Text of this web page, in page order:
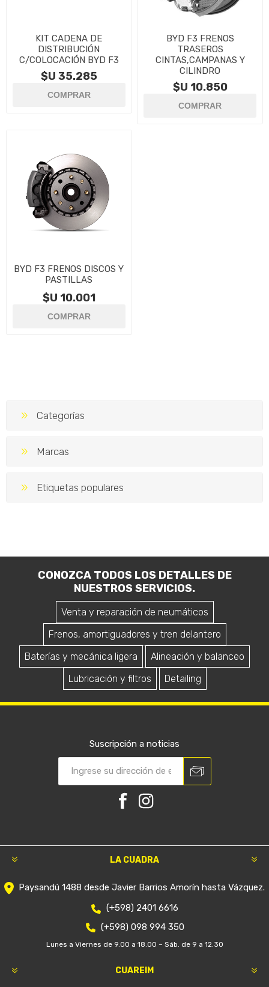
KIT CADENA DE
DISTRIBUCIÓN
C/COLOCACIÓN BYD F3
$U 35.285
BYD F3 FRENOS
TRASEROS
CINTAS,CAMPANAS Y
CILINDRO
$U 10.850
BYD F3 FRENOS DISCOS Y
PASTILLAS
$U 10.001
Categorías
Marcas
Etiquetas populares
CONOZCA TODOS LOS DETALLES DE
NUESTROS SERVICIOS.
Venta y reparación de neumáticos
Frenos, amortiguadores y tren delantero
Baterías y mecánica ligera
Alineación y balanceo
Lubricación y filtros
Detailing
Suscripción a noticias
LA CUADRA
Paysandú 1488 desde Javier Barrios Amorín hasta Vázquez.
(+598) 2401 6616
(+598) 098 994 350
Lunes a Viernes de 9.00 a 18.00 – Sáb. de 9 a 12.30
CUAREIM